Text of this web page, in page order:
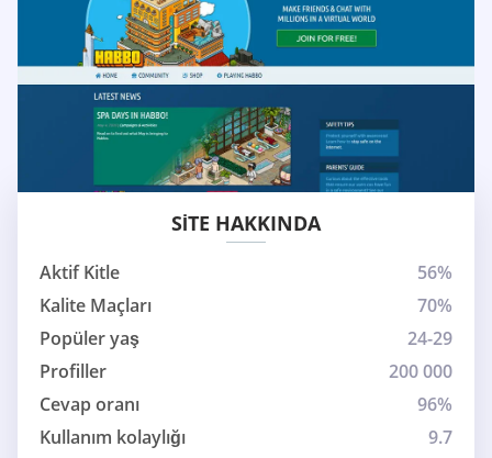
SITE HAKKINDA
Aktif Kitle
56%
Kalite Maçları
70%
Popüler yaş
24-29
Profiller
200 000
Cevap oranı
96%
Kullanım kolaylığı
9.7